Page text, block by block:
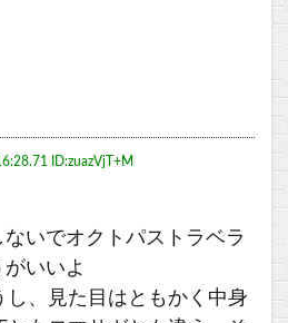
ID:zuazVjT+M
いでオクトパストラベラ
いいよ
し、見た目はともかく中身